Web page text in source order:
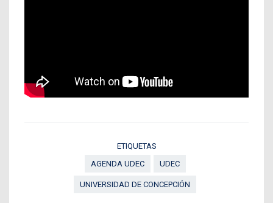
ETIQUETAS
AGENDA UDEC
UDEC
UNIVERSIDAD DE CONCEPCIÓN